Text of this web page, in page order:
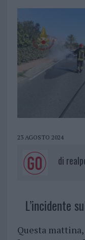
23 AGOSTO 2024
di
L’incidente
Questa